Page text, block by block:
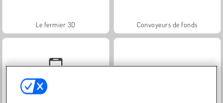
Le fermier 3D Convoyeurs de fonds